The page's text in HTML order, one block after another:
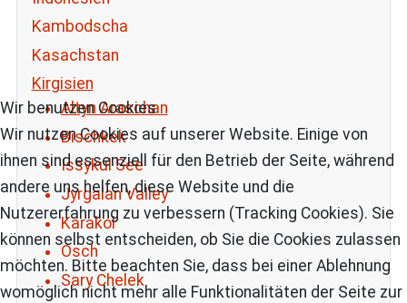
Kambodscha
Kasachstan
Kirgisien
Altyn Araschan
Bischkek
Issykul See
Jyrgalan Valley
Karakol
Osch
Sary Chelek
Wir benutzen Cookies
Wir nutzen Cookies auf unserer Website. Einige von
ihnen sind essenziell für den Betrieb der Seite, während
andere uns helfen, diese Website und die
Nutzererfahrung zu verbessern (Tracking Cookies). Sie
können selbst entscheiden, ob Sie die Cookies zulassen
möchten. Bitte beachten Sie, dass bei einer Ablehnung
womöglich nicht mehr alle Funktionalitäten der Seite zur